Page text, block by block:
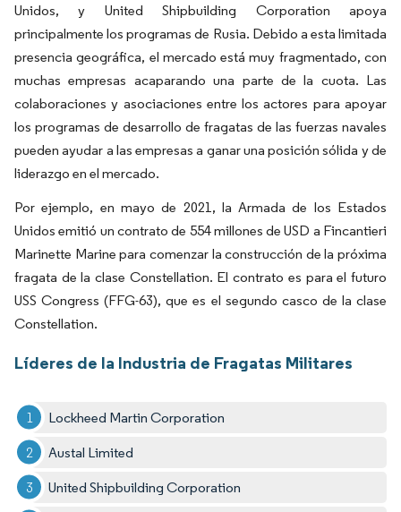
Unidos, y United Shipbuilding Corporation apoya
principalmente los programas de Rusia. Debido a esta limitada
presencia geográfica, el mercado está muy fragmentado, con
muchas empresas acaparando una parte de la cuota. Las
colaboraciones y asociaciones entre los actores para apoyar
los programas de desarrollo de fragatas de las fuerzas navales
pueden ayudar a las empresas a ganar una posición sólida y de
liderazgo en el mercado.
Por ejemplo, en mayo de 2021, la Armada de los Estados
Unidos emitió un contrato de 554 millones de USD a Fincantieri
Marinette Marine para comenzar la construcción de la próxima
fragata de la clase Constellation. El contrato es para el futuro
USS Congress (FFG-63), que es el segundo casco de la clase
Constellation.
Líderes de la Industria de Fragatas Militares
Lockheed Martin Corporation
Austal Limited
United Shipbuilding Corporation